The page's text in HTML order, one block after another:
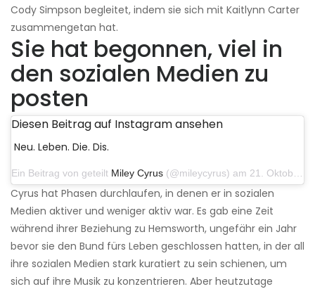
Cody Simpson begleitet, indem sie sich mit Kaitlynn Carter
zusammengetan hat.
Sie hat begonnen, viel in
den sozialen Medien zu
posten
Diesen Beitrag auf Instagram ansehen
Neu. Leben. Die. Dis.
Ein Beitrag von geteilt Miley Cyrus (@mileycyrus) am 21. Oktober 2019 um 12:31 Uhr PDT
Cyrus hat Phasen durchlaufen, in denen er in sozialen
Medien aktiver und weniger aktiv war. Es gab eine Zeit
während ihrer Beziehung zu Hemsworth, ungefähr ein Jahr
bevor sie den Bund fürs Leben geschlossen hatten, in der all
ihre sozialen Medien stark kuratiert zu sein schienen, um
sich auf ihre Musik zu konzentrieren. Aber heutzutage